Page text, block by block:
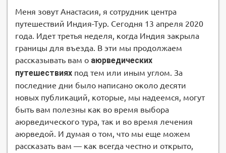
Меня зовут Анастасия, я сотрудник центра
путешествий Индия-Тур. Сегодня 13 апреля 2020
года. Идет третья неделя, когда Индия закрыла
границы для въезда. В эти мы продолжаем
рассказывать вам о аюрведических
путешествиях под тем или иным углом. За
последние дни было написано около десяти
новых публикаций, которые, мы надеемся, могут
быть вам полезны как во время выбора
аюрведического тура, так и во время лечения
аюрведой. И думая о том, что мы еще можем
рассказать вам — как всегда честно и открыто,